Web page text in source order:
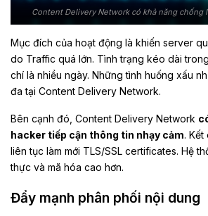
Content Delivery Network có khả năng chống
Mục đích của hoạt động là khiến server
do Traffic quá lớn. Tình trạng kéo dài
chí là nhiều ngày. Những tình huống xấu
đa tại Content Delivery Network.
Bên cạnh đó, Content Delivery Network
hacker tiếp cận thông tin nhạy cảm. Kết
liên tục làm mới TLS/SSL certificates. Hệ
thực và mã hóa cao hơn.
Đẩy mạnh phân phối nội dung